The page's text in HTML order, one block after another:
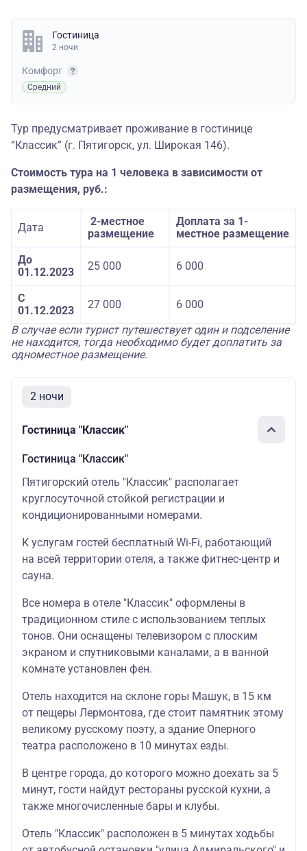
Гостиница
2 ночи
Комфорт
Средний
Тур предусматривает проживание в гостинице
“Классик” (г. Пятигорск, ул. Широкая 146).
Стоимость тура на 1 человека в зависимости от
размещения, руб.:
Дата
2-местное
размещение
Доплата за 1-
местное размещение
До
01.12.2023
25 000 6 000
С
01.12.2023
27 000
6 000
В случае если турист путешествует один и подселение
не находится, тогда необходимо будет доплатить за
одноместное размещение.
2 ночи
Гостиница "Классик"
Гостиница "Классик"
Пятигорский отель "Классик" располагает
круглосуточной стойкой регистрации и
кондиционированными номерами.
К услугам гостей бесплатный Wi-Fi, работающий
на всей территории отеля, а также фитнес-центр и
сауна.
Все номера в отеле "Классик" оформлены в
традиционном стиле с использованием теплых
тонов. Они оснащены телевизором с плоским
экраном и спутниковыми каналами, а в ванной
комнате установлен фен.
Отель находится на склоне горы Машук, в 15 км
от пещеры Лермонтова, где стоит памятник этому
великому русскому поэту, а здание Оперного
театра расположено в 10 минутах езды.
В центре города, до которого можно доехать за 5
минут, гости найдут рестораны русской кухни, а
также многочисленные бары и клубы.
Отель "Классик" расположен в 5 минутах ходьбы